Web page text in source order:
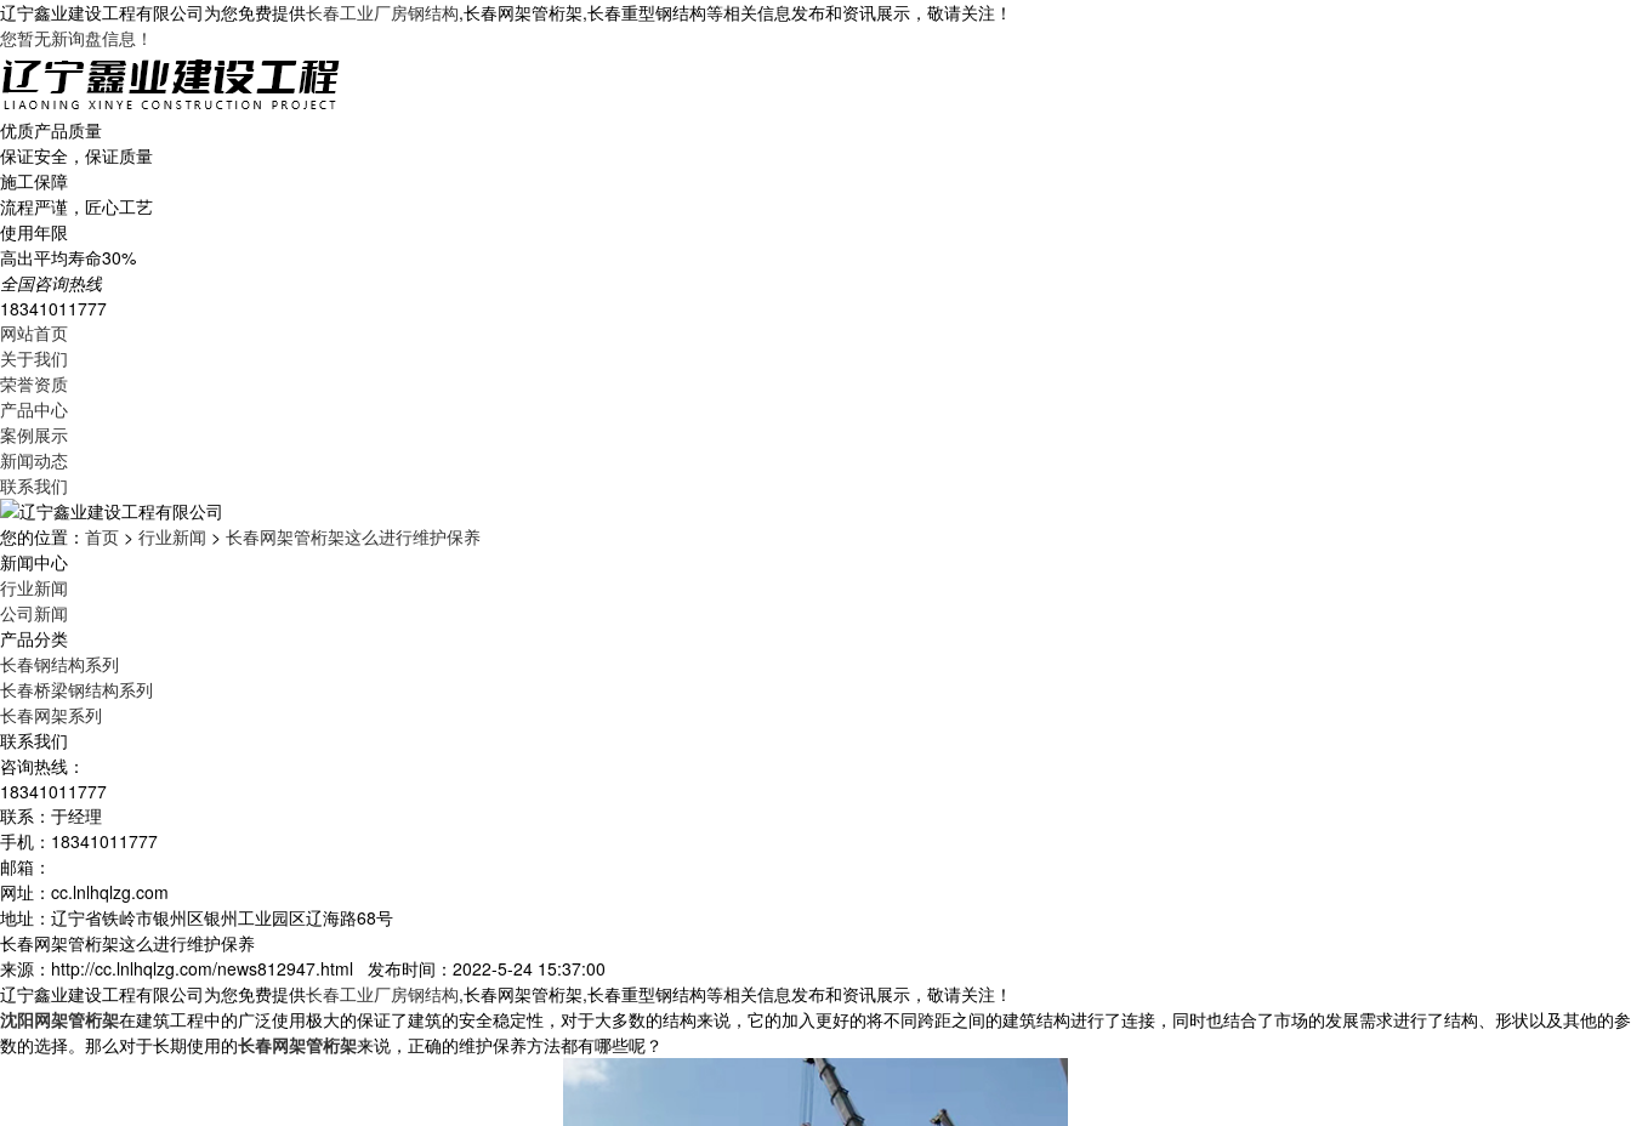
辽宁鑫业建设工程有限公司为您免费提供长春工业厂房钢结构,长春网架管桁架,长春重型钢结构等相关信息发布和资讯展示，敬请关注！
您暂无新询盘信息！
优质产品质量
保证安全，保证质量
施工保障
流程严谨，匠心工艺
使用年限
高出平均寿命30%
全国咨询热线
18341011777
网站首页
关于我们
荣誉资质
产品中心
案例展示
新闻动态
联系我们
您的位置： 首页 > 行业新闻 > 长春网架管桁架这么进行维护保养
新闻中心
行业新闻
公司新闻
产品分类
长春钢结构系列
长春桥梁钢结构系列
长春网架系列
联系我们
咨询热线：
18341011777
联系：于经理
手机：18341011777
邮箱：
网址：cc.lnlhqlzg.com
地址：辽宁省铁岭市银州区银州工业园区辽海路68号
长春网架管桁架这么进行维护保养
来源：http://cc.lnlhqlzg.com/news812947.html 发布时间：2022-5-24 15:37:00
辽宁鑫业建设工程有限公司为您免费提供长春工业厂房钢结构,长春网架管桁架,长春重型钢结构等相关信息发布和资讯展示，敬请关注！
沈阳网架管桁架在建筑工程中的广泛使用极大的保证了建筑的安全稳定性，对于大多数的结构来说，它的加入更好的将不同跨距之间的建筑结构进行了连接，同时也结合了市场的发展需求进行了结构、形状以及其他的参
数的选择。那么对于长期使用的长春网架管桁架来说，正确的维护保养方法都有哪些呢？